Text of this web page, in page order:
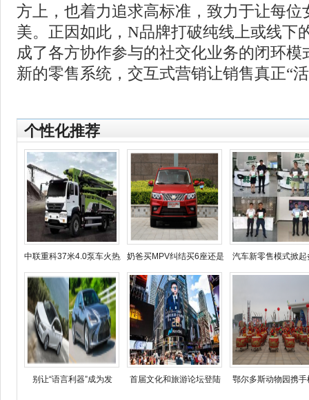
方上，也着力追求高标准，致力于让每位
美。正因如此，N品牌打破纯线上或线下
成了各方协作参与的社交化业务的闭环模
新的零售系统，交互式营销让销售真正“
个性化推荐
中联重科37米4.0泵车火热上奶爸买MPV纠结买6座还是 汽车新零售模式掀起
别让“语言利器”成为发 首届文化和旅游论坛登陆 鄂尔多斯动物园携手